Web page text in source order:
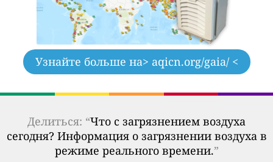
Узнайте больше на> aqicn.org/gaia/ <
Делиться: “Что с загрязнением воздуха
сегодня? Информация о загрязнении воздуха в
режиме реального времени.”